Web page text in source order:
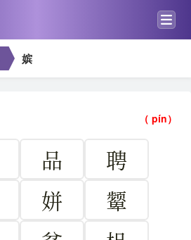
嫔
（ pín）
品
聘
姘
颦